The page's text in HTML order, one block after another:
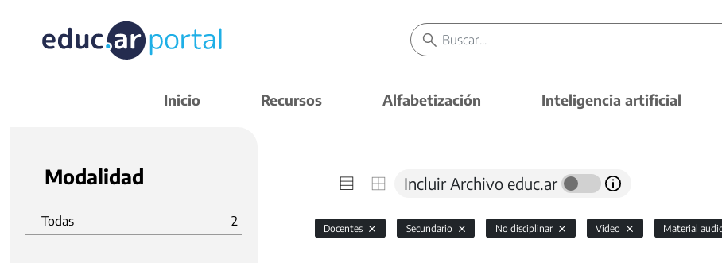
Inicio Recursos Alfabetización Inteligencia artificial
Modalidad
Todas 2
Incluir Archivo educ.ar
Docentes Secundario No disciplinar Video Material